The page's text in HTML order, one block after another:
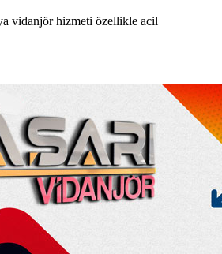
hizmeti özellikle acil